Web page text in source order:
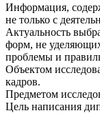
Информация,
не только с
Актуальность
форм, не
проблемы и
Объектом
кадров.
Предметом
Цель написания